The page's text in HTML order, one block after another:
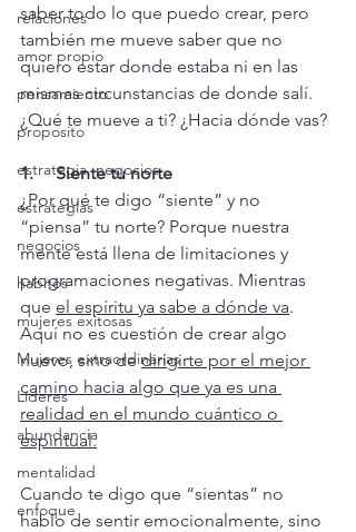
relaciones
amor propio
pensamiento
proposito
estrategia, negocios
estrategias
negocios
habitos
mujeres exitosas
Mujeres extraordinarias
Líderes
abundancia
mentalidad
enfoque
saber todo lo que puedo crear, pero
también me mueve saber que no
quiero estar donde estaba ni en las
mismas circunstancias de donde salí.
¿Qué te mueve a ti? ¿Hacia dónde vas?
1.     Siente tu norte
¿Por qué te digo “siente” y no
“piensa” tu norte? Porque nuestra
mente está llena de limitaciones y
programaciones negativas. Mientras
que el espíritu ya sabe a dónde va.
Aquí no es cuestión de crear algo
nuevo, sino de dirigirte por el mejor
camino hacia algo que ya es una
realidad en el mundo cuántico o
espiritual.
Cuando te digo que “sientas” no
hablo de sentir emocionalmente, sino